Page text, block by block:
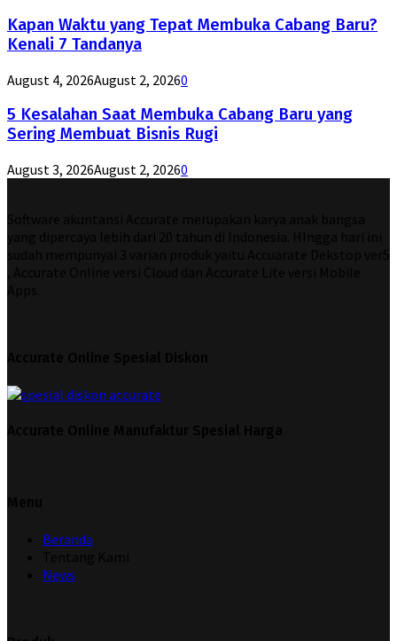
Kapan Waktu yang Tepat Membuka Cabang Baru?
Kenali 7 Tandanya
August 4, 2026August 2, 20260
5 Kesalahan Saat Membuka Cabang Baru yang
Sering Membuat Bisnis Rugi
August 3, 2026August 2, 20260
Beranda
News